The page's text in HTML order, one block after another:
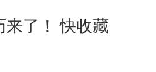
来了！ 快收藏